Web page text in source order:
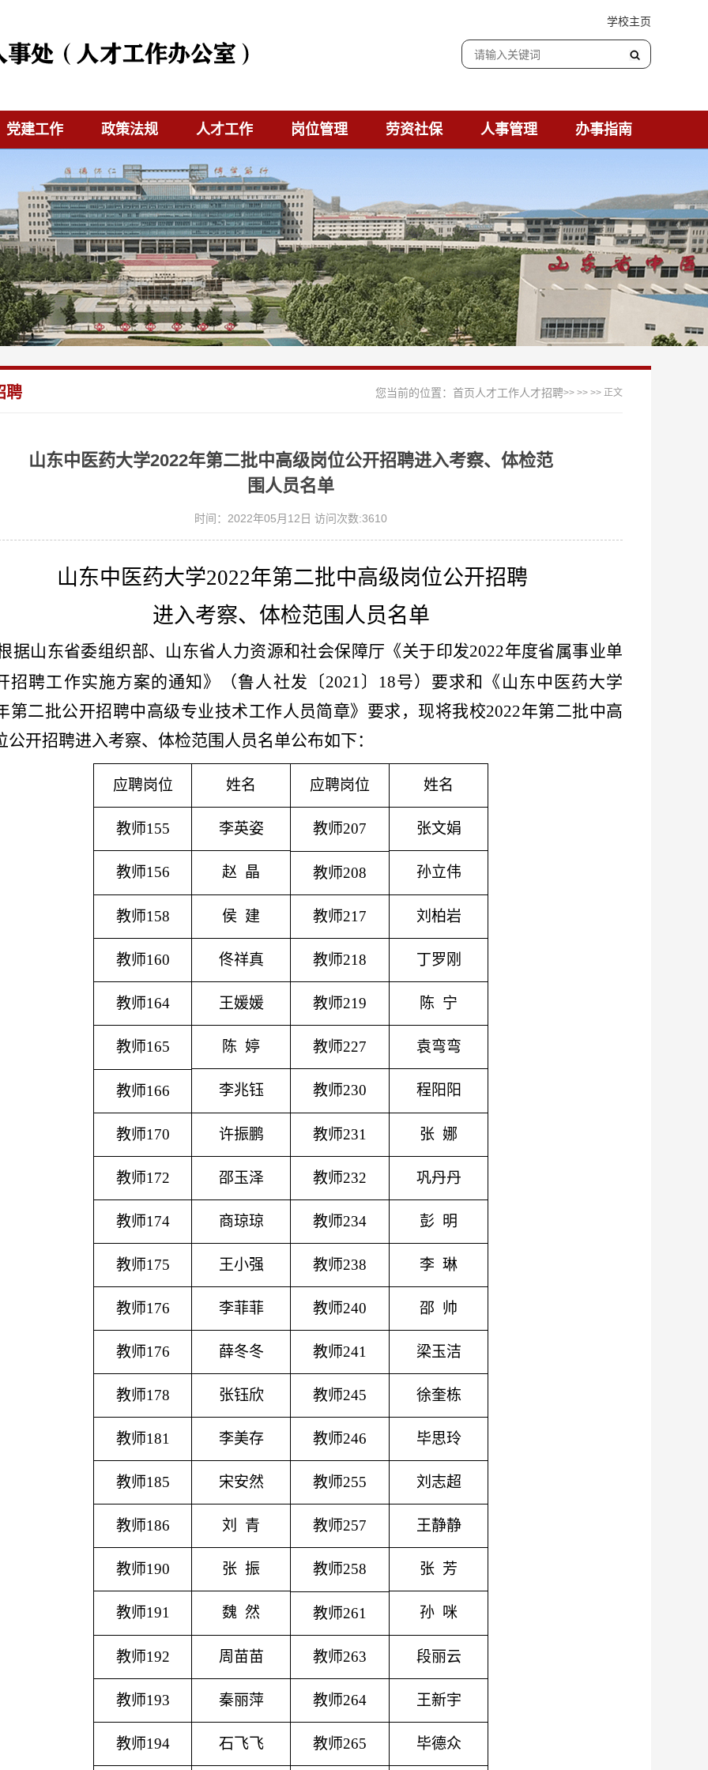
学校主页
党建工作 政策法规 人才工作 岗位管理 劳资社保 人事管理 办事指南
聘 您当前的位置： 首页 >>
人才工作 >>
人才招聘 >> 正文
山东中医药大学2022年第二批中高级岗位公开招聘进入考察、体检范
围人员名单
时间：2022年05月12日 访问次数:3610
山东中医药大学2022年第二批中高级岗位公开招聘
进入考察、体检范围人员名单
据山东省委组织部、山东省人力资源和社会保障厅《关于印发2022年度省属事业单
招聘工作实施方案的通知》（鲁人社发〔2021〕18号）要求和 《山东中医药大学
第二批公开招聘中高级专业技术工作人员简章》 要求 ，现将我校2022年第二批中高
公开招聘进入考察、体检范围人员名单公布如下：
应聘岗位 姓名 应聘岗位 姓名
教师155 李英姿 教师207 张文娟
教师156 赵 晶 教师208 孙立伟
教师158 侯 建 教师217 刘柏岩
教师160 佟祥真 教师218 丁罗刚
教师164 王媛媛 教师219 陈 宁
教师165 陈 婷 教师227 袁弯弯
教师166 李兆钰 教师230 程阳阳
教师170 许振鹏 教师231 张 娜
教师172 邵玉泽 教师232 巩丹丹
教师174 商琼琼 教师234 彭 明
教师175 王小强 教师238 李 琳
教师176 李菲菲 教师240 邵 帅
教师176 薛冬冬 教师241 梁玉洁
教师178 张钰欣 教师245 徐奎栋
教师181 李美存 教师246 毕思玲
教师185 宋安然 教师255 刘志超
教师186 刘 青 教师257 王静静
教师190 张 振 教师258 张 芳
教师191 魏 然 教师261 孙 咪
教师192 周苗苗 教师263 段丽云
教师193 秦丽萍 教师264 王新宇
教师194 石飞飞 教师265 毕德众